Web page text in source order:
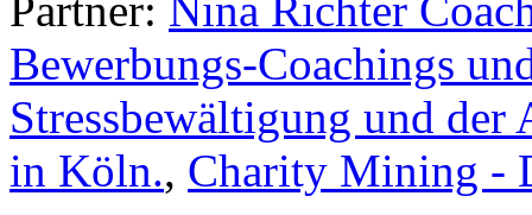
Bewerbungs-Coachings
Stressbewältigung und
in Köln., Charity Mining -